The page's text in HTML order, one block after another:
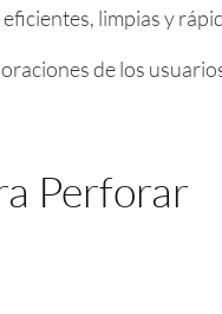
limpias y
de los
Perforar